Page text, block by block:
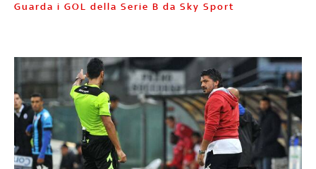
Guarda i GOL della Serie B da Sky Sport